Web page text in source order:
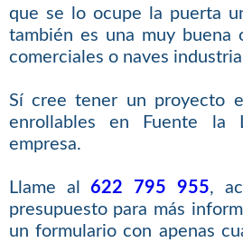
que se lo ocupe la puerta
también es una muy buena
comerciales o naves
Sí cree tener un proyecto
enrollables en Fuente la
empresa.
Llame al622 795 955,
presupuesto para más
un formulario con apenas